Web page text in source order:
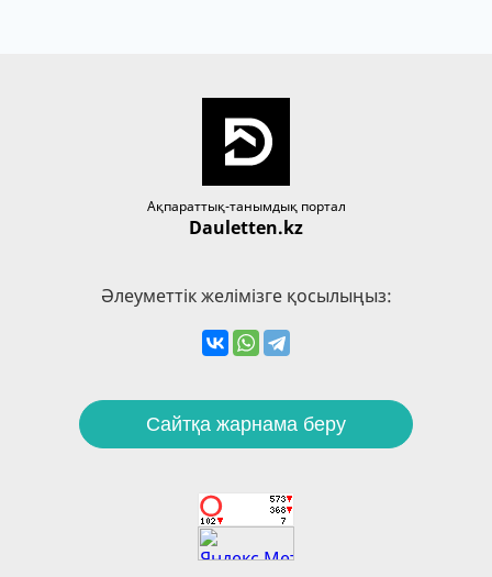
Ақпараттық-танымдық портал
Dauletten.kz
Әлеуметтік желімізге қосылыңыз:
Сайтқа жарнама беру